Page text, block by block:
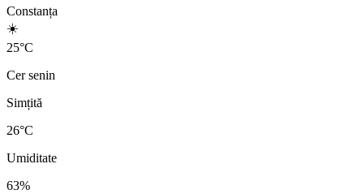
Constanța
☀️
25°C
Cer senin
Simțită
26°C
Umiditate
63%